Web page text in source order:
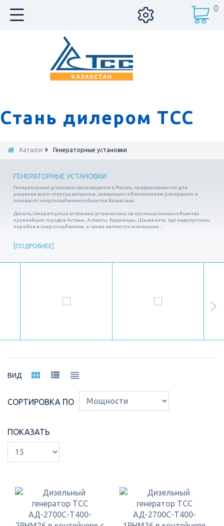
Стань дилером ТСС
0
Каталог Генераторные установки
ГЕНЕРАТОРНЫЕ УСТАНОВКИ
Генераторные установки производятся в России, предназначаются для
решения всего спектра вопросов, связанных с обеспечением резервного и
основного энергоснабжения объектов Казахстана.
Дизель генераторные установки установлены на промышленных объектах
крупнейших городов Астаны, Алматы, Караганды, Шымкента, где недопустимы
перебои в энергоснабжении, а также являются основными...
ПОДРОБНЕЕ
ВИД
СОРТИРОВКА ПО
ПОКАЗАТЬ